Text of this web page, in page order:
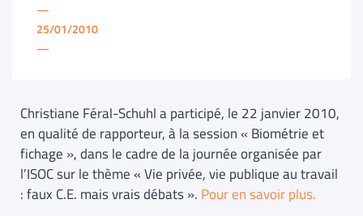
—
25/01/2010
—
Christiane Féral-Schuhl a participé, le 22 janvier 2010,
en qualité de rapporteur, à la session « Biométrie et
fichage », dans le cadre de la journée organisée par
l’ISOC sur le thème « Vie privée, vie publique au travail
: faux C.E. mais vrais débats ». Pour en savoir plus.